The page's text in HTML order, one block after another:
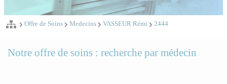
Offre de Soins Medecins VASSEUR Rémi 2444
Notre offre de soins : recherche par médecin